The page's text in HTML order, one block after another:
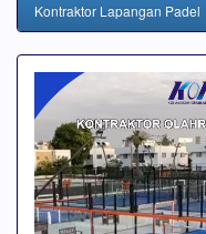
Kontraktor Lapangan Padel